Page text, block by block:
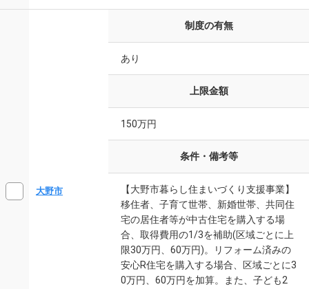
大野市
制度の有無
あり
上限金額
150万円
条件・備考等
【大野市暮らし住まいづくり支援事業】
移住者、子育て世帯、新婚世帯、共同住
宅の居住者等が中古住宅を購入する場
合、取得費用の1/3を補助(区域ごとに上
限30万円、60万円)。リフォーム済みの
安心R住宅を購入する場合、区域ごとに3
0万円、60万円を加算。また、子ども2